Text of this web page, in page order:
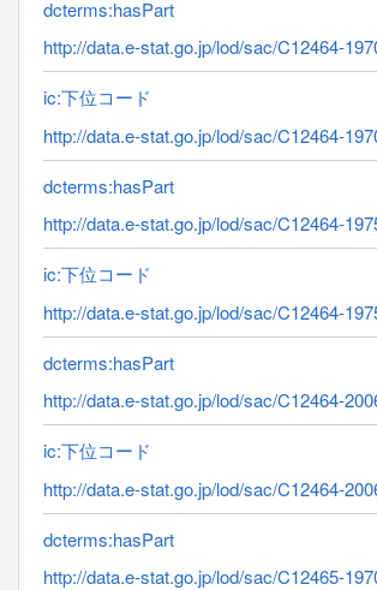
dcterms:hasPart
http://data.e-stat.go.jp/lod/sac/C12464-
ic:下位コード
http://data.e-stat.go.jp/lod/sac/C12464-
dcterms:hasPart
http://data.e-stat.go.jp/lod/sac/C12464-
ic:下位コード
http://data.e-stat.go.jp/lod/sac/C12464-
dcterms:hasPart
http://data.e-stat.go.jp/lod/sac/C12464-
ic:下位コード
http://data.e-stat.go.jp/lod/sac/C12464-
dcterms:hasPart
http://data.e-stat.go.jp/lod/sac/C12465-